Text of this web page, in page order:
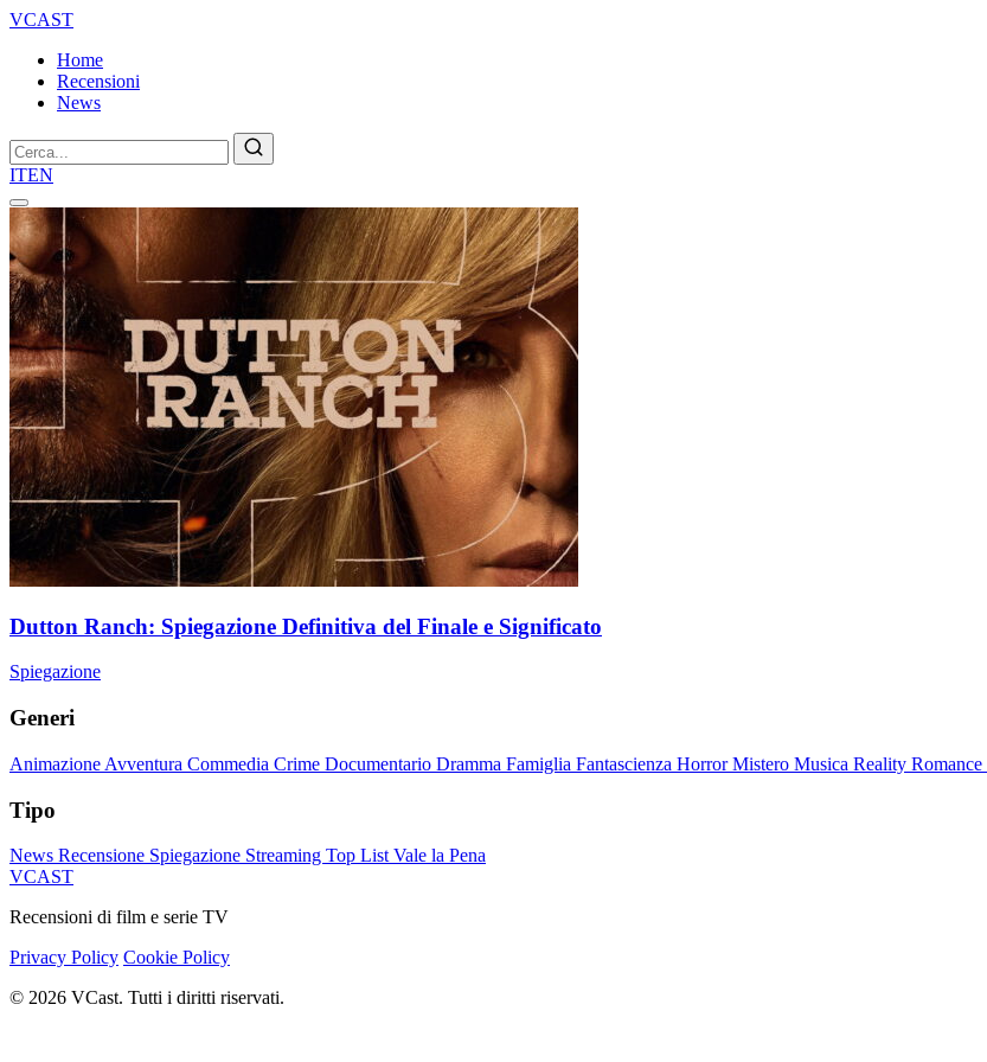
VCAST
Home
Recensioni
News
Cerca
ITEN
Dutton Ranch: Spiegazione Definitiva del Finale e Significato
Spiegazione
Generi
Animazione Avventura Commedia Crime Documentario Dramma Famiglia Fantascienza HorrorMistero Musica Reality Romance
Tipo
News Recensione Spiegazione Streaming Top List Vale la Pena
VCAST
Recensioni di film e serie TV
Privacy Policy Cookie Policy
© 2026 VCast. Tutti i diritti riservati.